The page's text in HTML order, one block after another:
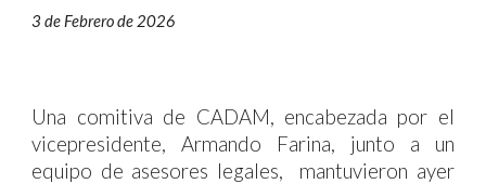
3 de Febrerode 2026
Una comitiva de CADAM, encabezada por el
vicepresidente, Armando Farina, junto a un
equipo de asesores legales, mantuvieron ayer